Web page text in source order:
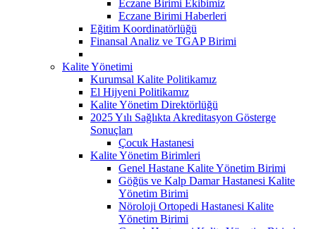
Eczane Birimi Ekibimiz
Eczane Birimi Haberleri
Eğitim Koordinatörlüğü
Finansal Analiz ve TGAP Birimi
Kalite Yönetimi
Kurumsal Kalite Politikamız
El Hijyeni Politikamız
Kalite Yönetim Direktörlüğü
2025 Yılı Sağlıkta Akreditasyon Gösterge
Sonuçları
Çocuk Hastanesi
Kalite Yönetim Birimleri
Genel Hastane Kalite Yönetim Birimi
Göğüs ve Kalp Damar Hastanesi Kalite
Yönetim Birimi
Nöroloji Ortopedi Hastanesi Kalite
Yönetim Birimi